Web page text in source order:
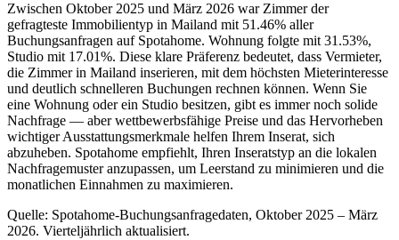
Zwischen Oktober 2025 und März 2026 war Zimmer der
gefragteste Immobilientyp in Mailand mit 51.46% aller
Buchungsanfragen auf Spotahome. Wohnung folgte mit 31.53%,
Studio mit 17.01%. Diese klare Präferenz bedeutet, dass Vermieter,
die Zimmer in Mailand inserieren, mit dem höchsten Mieterinteresse
und deutlich schnelleren Buchungen rechnen können. Wenn Sie
eine Wohnung oder ein Studio besitzen, gibt es immer noch solide
Nachfrage — aber wettbewerbsfähige Preise und das Hervorheben
wichtiger Ausstattungsmerkmale helfen Ihrem Inserat, sich
abzuheben. Spotahome empfiehlt, Ihren Inseratstyp an die lokalen
Nachfragemuster anzupassen, um Leerstand zu minimieren und die
monatlichen Einnahmen zu maximieren.
Quelle: Spotahome-Buchungsanfragedaten, Oktober 2025 – März
2026. Vierteljährlich aktualisiert.